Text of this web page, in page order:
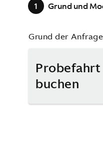
1 Grund und
Grund der Anfrage
Probefahrt
buchen